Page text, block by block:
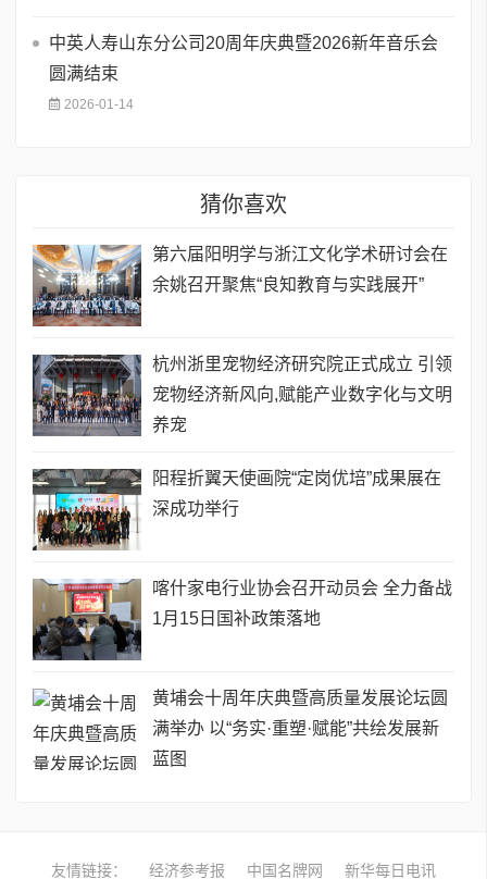
中英人寿山东分公司20周年庆典暨2026新年音乐会
圆满结束
2026-01-14
猜你喜欢
​第六届阳明学与浙江文化学术研讨会在
余姚召开聚焦“良知教育与实践展开”
杭州浙里宠物经济研究院正式成立 引领
宠物经济新风向,赋能产业数字化与文明
养宠
阳程折翼天使画院“定岗优培”成果展在
深成功举行
喀什家电行业协会召开动员会 全力备战
1月15日国补政策落地
黄埔会十周年庆典暨高质量发展论坛圆
满举办 ​以“务实·重塑·赋能”共绘发展新
蓝图
友情链接： 经济参考报 中国名牌网 新华每日电讯